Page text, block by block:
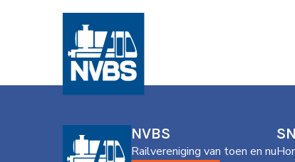
NVBS
Railvereniging van toen en nu